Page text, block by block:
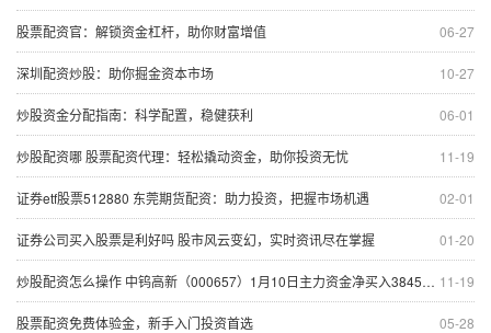
06-27
股票配资官：解锁资金杠杆，助你财富增值
10-27
深圳配资炒股：助你掘金资本市场
06-01
炒股资金分配指南：科学配置，稳健获利
11-19
炒股配资哪 股票配资代理：轻松撬动资金，助你投资无忧
02-01
证券etf股票512880 东莞期货配资：助力投资，把握市场机遇
01-20
证券公司买入股票是利好吗 股市风云变幻，实时资讯尽在掌握
11-19
炒股配资怎么操作 中钨高新（000657）1月10日主力资金净买入384503万元
05-28
股票配资免费体验金，新手入门投资首选